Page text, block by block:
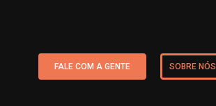
FALE COM A GENTE SOBRE NÓS